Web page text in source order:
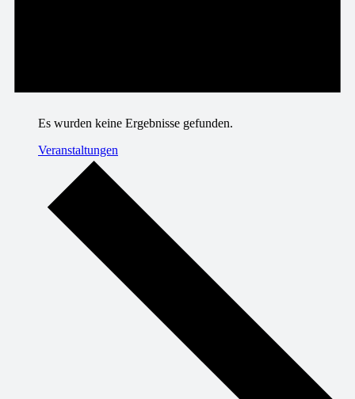
Es wurden keine Ergebnisse gefunden.
Veranstaltungen